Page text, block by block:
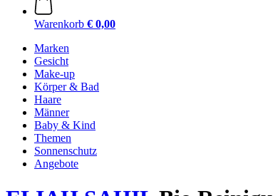
Warenkorb € 0,00
Marken
Gesicht
Make-up
Körper & Bad
Haare
Männer
Baby & Kind
Themen
Sonnenschutz
Angebote